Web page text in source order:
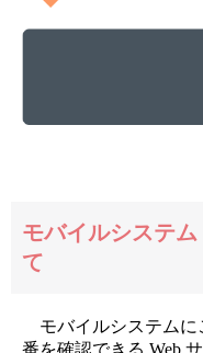
モバイルシステ
て
モバイルシステム
番を確認できる Web